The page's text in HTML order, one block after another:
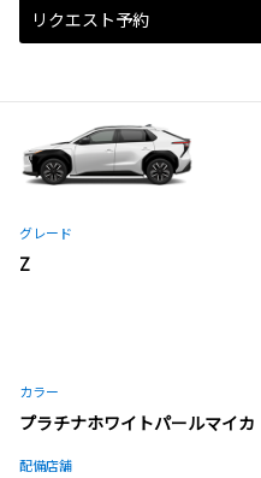
リクエスト予約
グレード
Z
カラー
プラチナホワイトパールマイカ
配備店舗